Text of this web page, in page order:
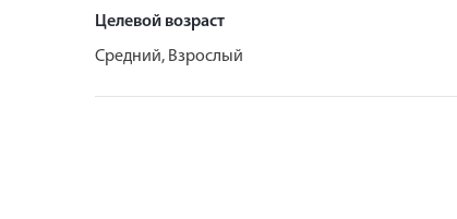
Целевой возраст
Средний, Взрослый